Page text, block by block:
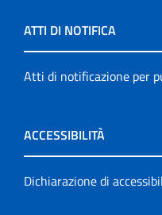
ATTI DI NOTIFICA
Atti di notificazione per
ACCESSIBILITÀ
Dichiarazione di